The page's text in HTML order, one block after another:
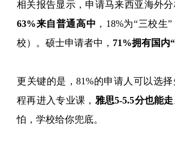
相关报告显示，申请马来西亚海外分
63%来自普通高中 ，18%为“三校生
校）。硕士申请者中， 71%拥有国内
更关键的是，81%的申请人可以选
程再进入专业课， 雅思5-5.5分也能走
怕，学校给你兜底。